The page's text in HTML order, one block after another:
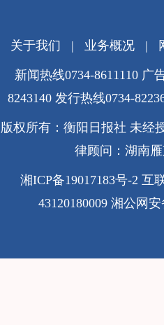
关于我们 | 业务概况|
新闻热线0734-8611110 广
8243140 发行热线0734-
版权所有：衡阳日报社 未经
律顾问：湖南
湘ICP备19017183号-2 互
43120180009 湘公网安